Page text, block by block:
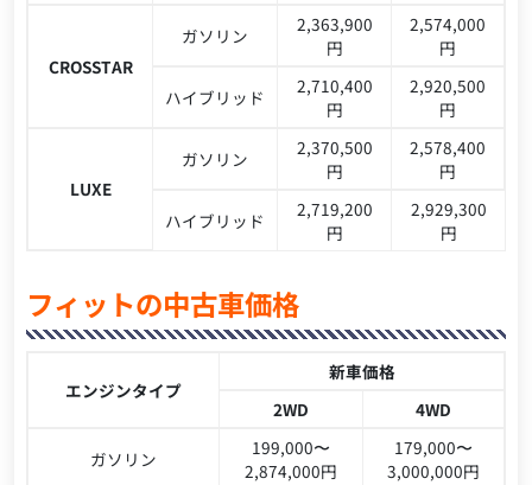
CROSSTAR
ガソリン
2,363,900
円
2,574,000
円
ハイブリッド
2,710,400
円
2,920,500
円
LUXE
ガソリン
2,370,500
円
2,578,400
円
ハイブリッド
2,719,200
円
2,929,300
円
フィットの中古車価格
エンジンタイプ
新車価格
2WD
4WD
ガソリン
199,000〜
2,874,000円
179,000〜
3,000,000円